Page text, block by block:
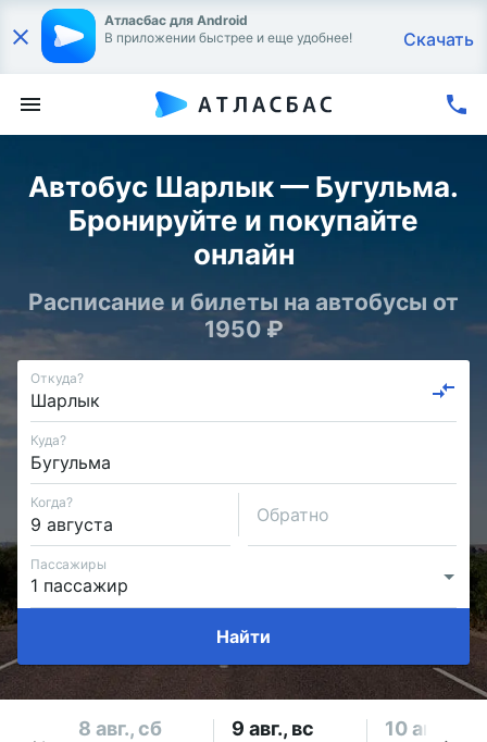
Атласбас для Android
В приложении быстрее и еще удобнее!
Скачать
Автобус Шарлык — Бугульма.
Бронируйте и покупайте
онлайн
Расписание и билеты на автобусы от
1950 ₽
Откуда?
Куда?
Когда?
Обратно
Пассажиры
Найти
8 авг., сб 9 авг., вс 10 авг., пн